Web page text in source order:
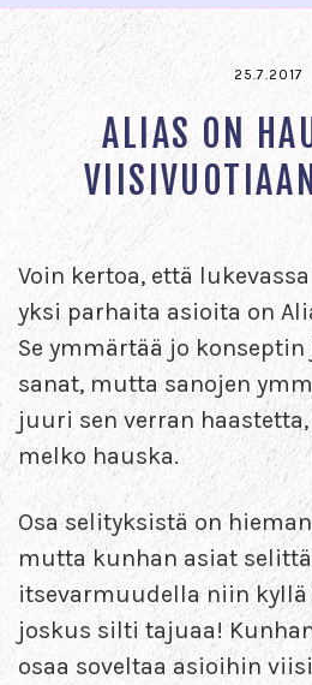
25.7.2017
ALIAS ON
Voin kertoa, että
yksi parhaita asioita on
Se ymmärtää jo konseptin
sanat, mutta sanojen
juuri sen verran
melko hauska.
Osa selityksistä on
mutta kunhan asiat
itsevarmuudella niin
joskus silti tajuaa!
osaa soveltaa asioihin